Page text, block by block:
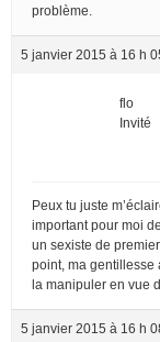
problème.
5 janvier 2015 à 16 h
flo
Invité
Peux tu juste
important pour moi
un sexiste de
point, ma gentillesse
la manipuler en vue
5 janvier 2015 à 16 h